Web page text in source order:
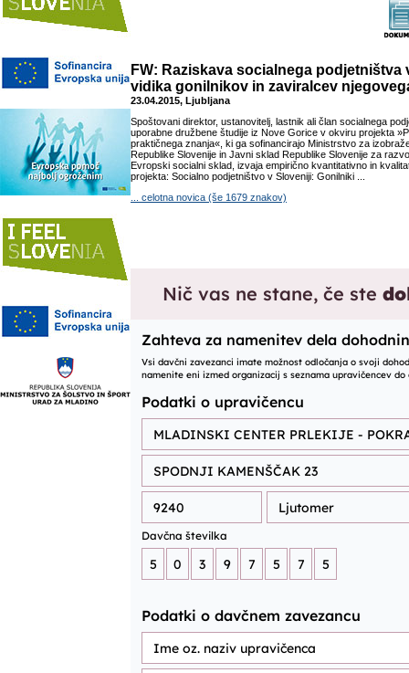
FW: Raziskava socialnega podjetništva
vidika gonilnikov in zaviralcev
23.04.2015, Ljubljana
Spoštovani direktor, ustanovitelj, lastnik ali član socialnega
uporabne družbene študije iz Nove Gorice v okviru projekta
praktičnega znanja«, ki ga sofinancirajo Ministrstvo za
Republike Slovenije in Javni sklad Republike Slovenije za
Evropski socialni sklad, izvaja empirično kvantitativno in
projekta: Socialno podjetništvo v Sloveniji: Gonilniki ...
... celotna novica (še 1679 znakov)